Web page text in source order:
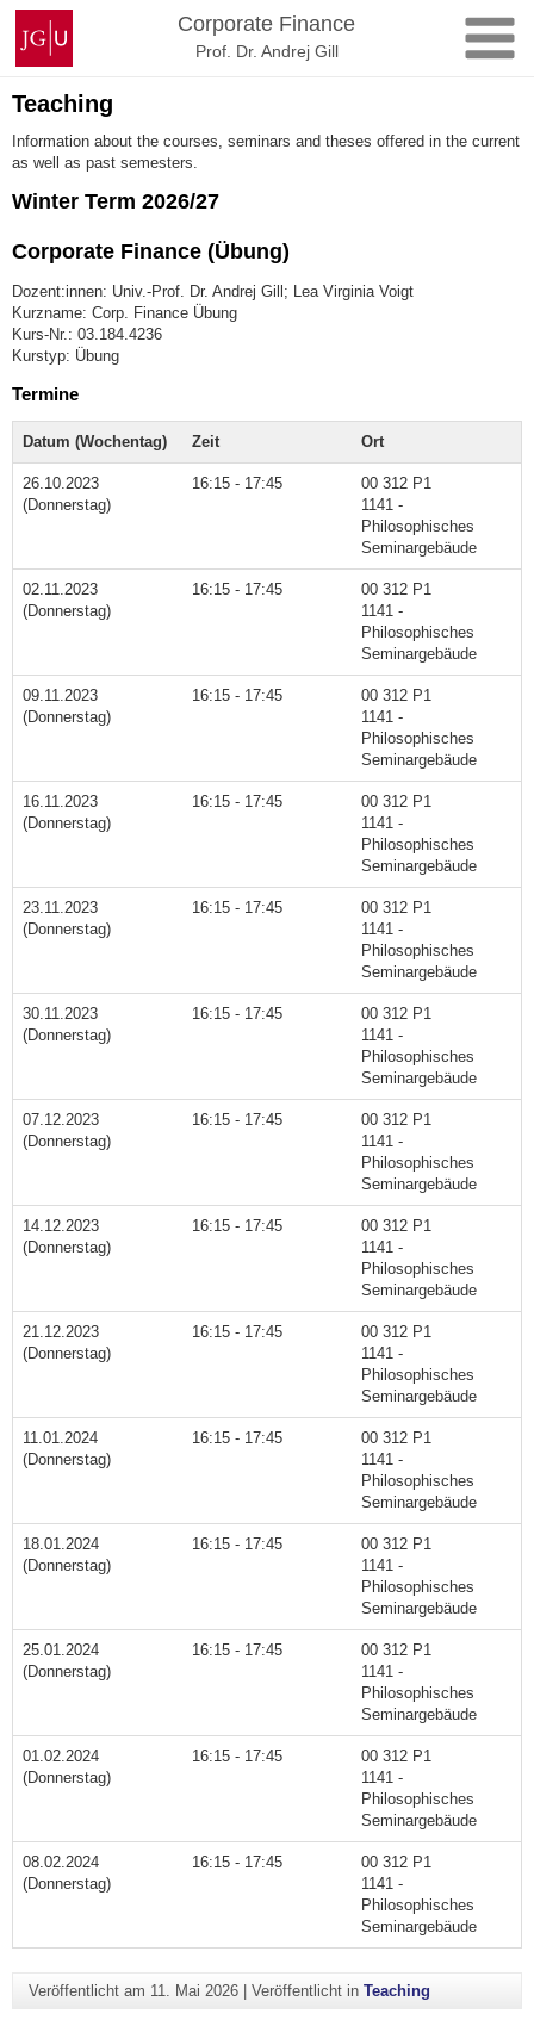
Zum
Inhalt
springen
Johannes
Gutenberg-
Universität
Mainz
Corporate Finance
Prof. Dr. Andrej Gill
Teaching
Information about the courses, seminars and theses offered in the current
as well as past semesters.
Winter Term 2026/27
Corporate Finance (Übung)
Dozent:innen: Univ.-Prof. Dr. Andrej Gill; Lea Virginia Voigt
Kurzname: Corp. Finance Übung
Kurs-Nr.: 03.184.4236
Kurstyp: Übung
Termine
Datum (Wochentag) Zeit Ort
26.10.2023
(Donnerstag)
16:15 - 17:45
00 312 P1
1141 -
Philosophisches
Seminargebäude
02.11.2023
(Donnerstag)
16:15 - 17:45
00 312 P1
1141 -
Philosophisches
Seminargebäude
09.11.2023
(Donnerstag)
16:15 - 17:45
00 312 P1
1141 -
Philosophisches
Seminargebäude
16.11.2023
(Donnerstag)
16:15 - 17:45
00 312 P1
1141 -
Philosophisches
Seminargebäude
23.11.2023
(Donnerstag)
16:15 - 17:45
00 312 P1
1141 -
Philosophisches
Seminargebäude
30.11.2023
(Donnerstag)
16:15 - 17:45
00 312 P1
1141 -
Philosophisches
Seminargebäude
07.12.2023
(Donnerstag)
16:15 - 17:45
00 312 P1
1141 -
Philosophisches
Seminargebäude
14.12.2023
(Donnerstag)
16:15 - 17:45
00 312 P1
1141 -
Philosophisches
Seminargebäude
21.12.2023
(Donnerstag)
16:15 - 17:45
00 312 P1
1141 -
Philosophisches
Seminargebäude
11.01.2024
(Donnerstag)
16:15 - 17:45
00 312 P1
1141 -
Philosophisches
Seminargebäude
18.01.2024
(Donnerstag)
16:15 - 17:45
00 312 P1
1141 -
Philosophisches
Seminargebäude
25.01.2024
(Donnerstag)
16:15 - 17:45
00 312 P1
1141 -
Philosophisches
Seminargebäude
01.02.2024
(Donnerstag)
16:15 - 17:45
00 312 P1
1141 -
Philosophisches
Seminargebäude
08.02.2024
(Donnerstag)
16:15 - 17:45
00 312 P1
1141 -
Philosophisches
Seminargebäude
Veröffentlicht am 11. Mai 2026| Veröffentlicht in Teaching